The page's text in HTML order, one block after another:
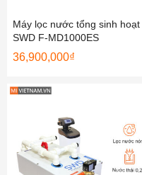
Máy lọc nước tổng sinh hoạt
SWD F-MD1000ES
36,900,000₫